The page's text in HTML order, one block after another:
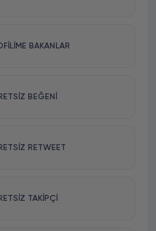
BAKANLAR
BEĞENI
RETWEET
TAKIPÇI